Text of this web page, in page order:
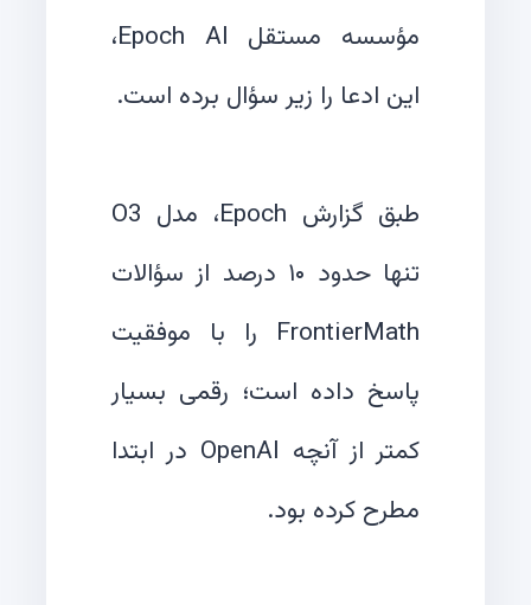
مؤسسه مستقل Epoch AI،
طبق گزارش Epoch، مدل O3
تنها حدود ۱۰ درصد از سؤالات
FrontierMath را با موفقیت
پاسخ داده است؛ رقمی بسیار
کمتر از آنچه OpenAI در ابتدا